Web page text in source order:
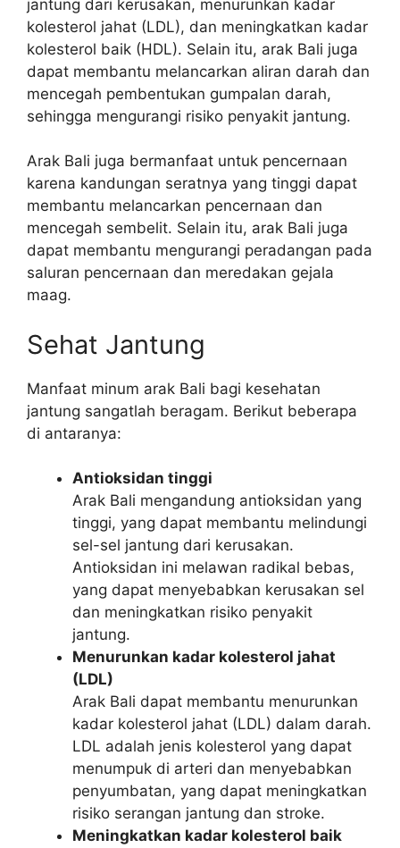
jantung dari kerusakan, menurunkan kadar
kolesterol jahat (LDL), dan meningkatkan kadar
kolesterol baik (HDL). Selain itu, arak Bali juga
dapat membantu melancarkan aliran darah dan
mencegah pembentukan gumpalan darah,
sehingga mengurangi risiko penyakit jantung.
Arak Bali juga bermanfaat untuk pencernaan
karena kandungan seratnya yang tinggi dapat
membantu melancarkan pencernaan dan
mencegah sembelit. Selain itu, arak Bali juga
dapat membantu mengurangi peradangan pada
saluran pencernaan dan meredakan gejala
maag.
Sehat Jantung
Manfaat minum arak Bali bagi kesehatan
jantung sangatlah beragam. Berikut beberapa
di antaranya:
Antioksidan tinggi
Arak Bali mengandung antioksidan yang
tinggi, yang dapat membantu melindungi
sel-sel jantung dari kerusakan.
Antioksidan ini melawan radikal bebas,
yang dapat menyebabkan kerusakan sel
dan meningkatkan risiko penyakit
jantung.
Menurunkan kadar kolesterol jahat
(LDL)
Arak Bali dapat membantu menurunkan
kadar kolesterol jahat (LDL) dalam darah.
LDL adalah jenis kolesterol yang dapat
menumpuk di arteri dan menyebabkan
penyumbatan, yang dapat meningkatkan
risiko serangan jantung dan stroke.
Meningkatkan kadar kolesterol baik